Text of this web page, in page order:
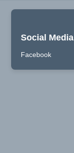
Social Media
Facebook